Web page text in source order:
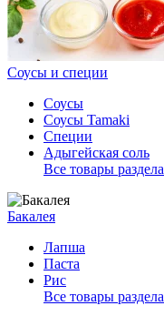
Соусы и специи
Соусы
Соусы Tamaki
Специи
Адыгейская соль
Все товары раздела
Бакалея
Лапша
Паста
Рис
Все товары раздела